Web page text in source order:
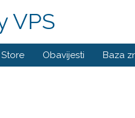
VPS
Store Obavijesti Baza